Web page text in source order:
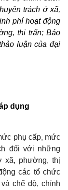
trách ở xã,
phí hoạt động
thị trấn; Báo
luận của đại
dụng
phụ cấp, mức
đối với những
xã, phường, thị
các tổ chức
và chế độ, chính